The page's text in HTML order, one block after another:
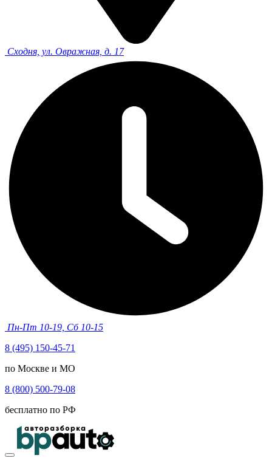
Сходня, ул. Овражная, д. 17
Пн-Пт 10-19, Сб 10-15
8 (495) 150-45-71
по Москве и МО
8 (800) 500-79-08
бесплатно по РФ